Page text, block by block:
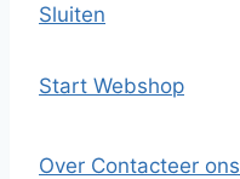
Sluiten
Start Webshop
Over Contacteer ons